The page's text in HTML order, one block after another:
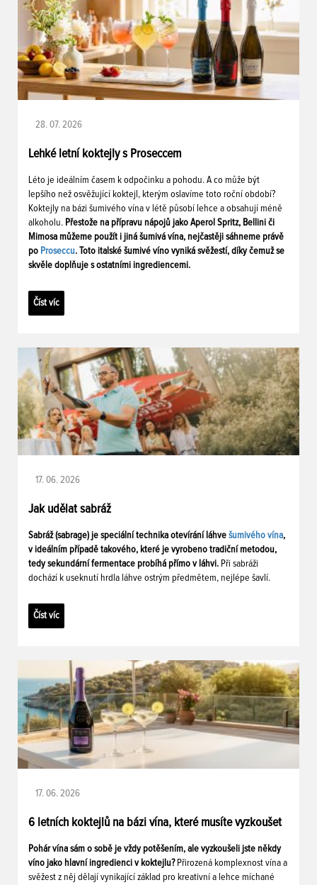
28. 07. 2026
Lehké letní koktejly s Proseccem
Léto je ideálním časem k odpočinku a pohodu. A co může být
lepšího než osvěžující koktejl, kterým oslavíme toto roční období?
Koktejly na bázi šumivého vína v létě působí lehce a obsahují méně
alkoholu. Přestože na přípravu nápojů jako Aperol Spritz, Bellini či
Mimosa můžeme použít i jiná šumivá vína, nejčastěji sáhneme právě
po Proseccu. Toto italské šumivé víno vyniká svěžestí, díky čemuž se
skvěle doplňuje s ostatními ingrediencemi.
Číst víc
17. 06. 2026
Jak udělat sabráž
Sabráž (sabrage) je speciální technika otevírání láhve šumivého vína,
v ideálním případě takového, které je vyrobeno tradiční metodou,
tedy sekundární fermentace probíhá přímo v láhvi. Při sabráži
dochází k useknutí hrdla láhve ostrým předmětem, nejlépe šavlí.
Číst víc
17. 06. 2026
6 letních koktejlů na bázi vína, které musíte vyzkoušet
Pohár vína sám o sobě je vždy potěšením, ale vyzkoušeli jste někdy
víno jako hlavní ingredienci v koktejlu? Přirozená komplexnost vína a
svěžest z něj dělají vynikající základ pro kreativní a lehce míchané